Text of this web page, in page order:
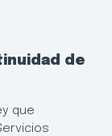
de
que